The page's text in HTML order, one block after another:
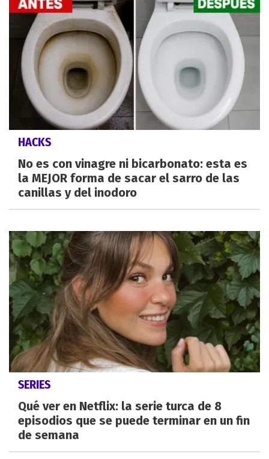
HACKS
No es con vinagre ni bicarbonato: esta es
la MEJOR forma de sacar el sarro de las
canillas y del inodoro
SERIES
Qué ver en Netflix: la serie turca de 8
episodios que se puede terminar en un fin
de semana